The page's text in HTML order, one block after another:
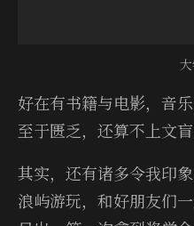
大
好在有书籍与电影，音
至于匮乏，还算不上文盲
其实，还有诸多令我印
浪屿游玩，和好朋友们